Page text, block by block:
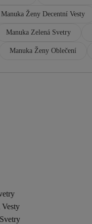
Manuka Ženy Decentní Vesty
Manuka Zelená Svetry
Manuka Ženy Oblečení